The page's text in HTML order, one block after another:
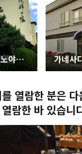
쓰가루 하나미노야도 하나노쵸 가네사
열람한 분은
람한 바 있습니